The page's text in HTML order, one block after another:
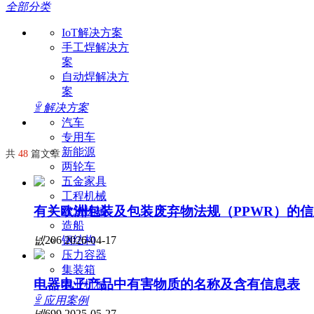
产品CCC自我声明
学院简介
往期培训
焊接商城
全部分类
IoT解决方案
手工焊解决方
案
自动焊解决方
案
ꁇ 解决方案
汽车
专用车
新能源
两轮车
五金家具
工程机械
建筑机械
造船
钢结构
压力容器
集装箱
农业机械
ꁇ 应用案例
共 48 篇文章
有关欧洲包装及包装废弃物法规（PPWR）的
넶206 2026-04-17
电器电子产品中有害物质的名称及含有信息表